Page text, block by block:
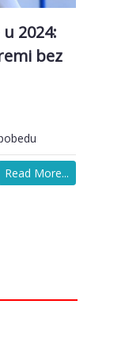
2024:
bez
Read More...